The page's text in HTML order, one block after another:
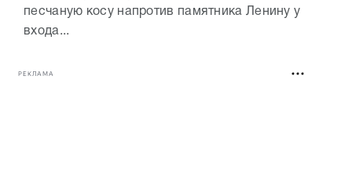
песчаную косу напротив памятника Ленину у
входа...
РЕКЛАМА